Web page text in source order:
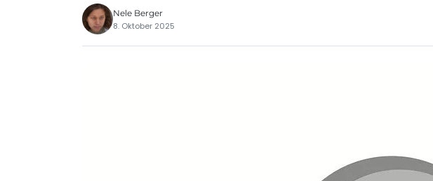
Nele Berger
8. Oktober 2025